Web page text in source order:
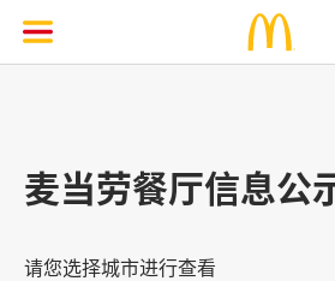
麦当劳餐厅信息公
请您选择城市进行查看